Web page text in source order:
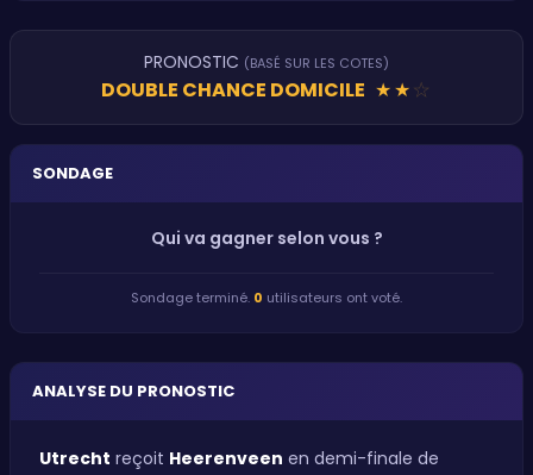
PRONOSTIC (BASÉ SUR LES COTES)
DOUBLE CHANCE DOMICILE ★★★
SONDAGE
Qui va gagner selon vous ?
Sondage terminé. 0 utilisateurs ont voté.
ANALYSE DU PRONOSTIC
Utrecht reçoit Heerenveen en demi-finale de